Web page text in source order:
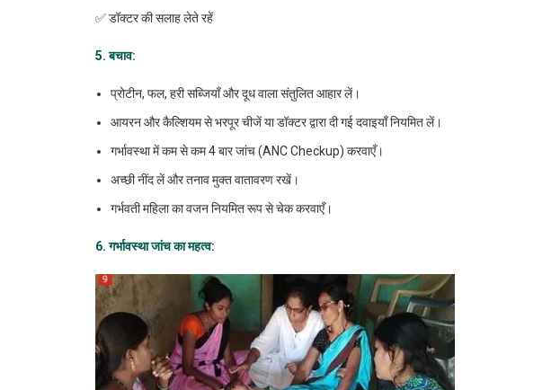
✅ डॉक्टर की सलाह लेते रहें
5. बचाव:
प्रोटीन, फल, हरी सब्जियाँ और दूध वाला संतुलित आहार लें।
आयरन और कैल्शियम से भरपूर चीजें या डॉक्टर द्वारा दी गई दवाइयाँ नियमित लें।
गर्भावस्था में कम से कम 4 बार जांच (ANC Checkup) करवाएँ।
अच्छी नींद लें और तनाव मुक्त वातावरण रखें।
गर्भवती महिला का वजन नियमित रूप से चेक करवाएँ।
6. गर्भावस्थाजांचकामहत्व: